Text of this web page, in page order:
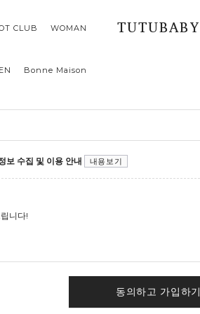
CLUB WOMAN
Bonne Maison
TUTUBABY
보 수집 및 이용 안내 내용보기
니다!
동의하고 가입하기